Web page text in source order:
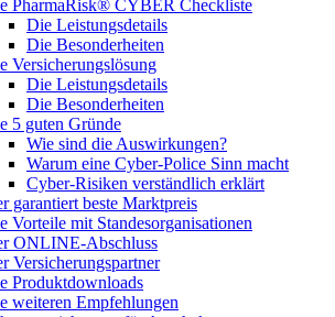
PharmaRisk® CYBER Checkliste
Die Leistungsdetails
Die Besonderheiten
Versicherungslösung
Die Leistungsdetails
Die Besonderheiten
5 guten Gründe
Wie sind die Auswirkungen?
Warum eine Cyber-Police Sinn macht
Cyber-Risiken verständlich erklärt
garantiert beste Marktpreis
Vorteile mit Standesorganisationen
ONLINE-Abschluss
Versicherungspartner
Produktdownloads
weiteren Empfehlungen